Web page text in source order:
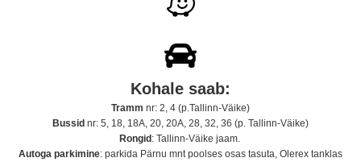
Kohale saab:
Tramm nr: 2, 4 (p.Tallinn-Väike)
Bussid nr: 5, 18, 18A, 20, 20A, 28, 32, 36 (p. Tallinn-Väike)
Rongid : Tallinn-Väike jaam.
Autoga parkimine: parkida Pärnu mnt poolses osas tasuta, Olerex tanklas